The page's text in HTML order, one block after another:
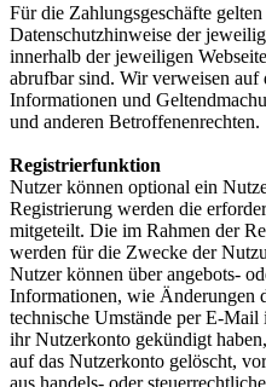
Für die Zahlungsgeschäfte
Datenschutzhinweise der
innerhalb der jeweiligen
abrufbar sind. Wir verweisen auf
Informationen und
und anderen Betroffenenrechten.
Registrierfunktion
Nutzer können optional ein
Registrierung werden die
mitgeteilt. Die im Rahmen der
werden für die Zwecke der
Nutzer können über angebots-
Informationen, wie Änderungen
technische Umstände per E-
ihr Nutzerkonto gekündigt
auf das Nutzerkonto gelöscht,
aus handels- oder